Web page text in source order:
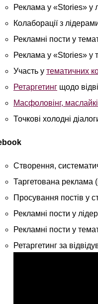
Реклама у «Stories» у
Колаборації з
Рекламні пости у
Реклама у «Stories» у
Участь у тематичних
Ретаргетинг щодо
Масфоловінг,
Точкові холодні
Створення,
Таргетована реклама
Просування постів у
Рекламні пости у
Рекламні пости у
Ретаргетинг за